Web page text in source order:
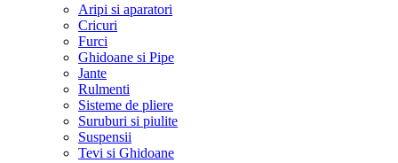
Aripi si aparatori
Cricuri
Furci
Ghidoane si Pipe
Jante
Rulmenti
Sisteme de pliere
Suruburi si piulite
Suspensii
Tevi si Ghidoane